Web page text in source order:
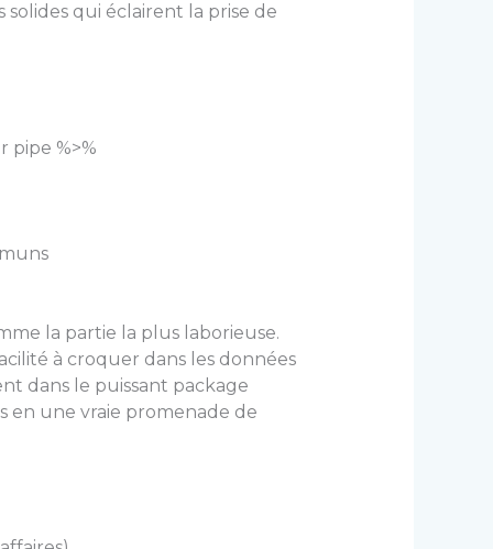
qui éclairent la prise de
pipe %>%
la partie la plus laborieuse.
à croquer dans les données
dans le puissant package
en une vraie promenade de